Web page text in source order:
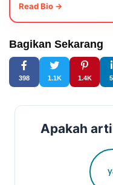
Read Bio →
Bagikan Sekarang
398 1.1K 1.4K
Apakah